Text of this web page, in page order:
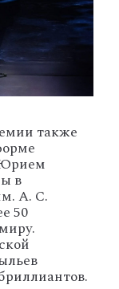
также
в
А. С.
50